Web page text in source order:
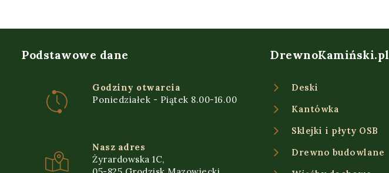
Podstawowe dane
Godziny otwarcia
Poniedziałek - Piątek 8.00-16.00
Nasz adres
Żyrardowska 1C,
DrewnoKamiński.pl
Deski
Kantówka
Sklejki i płyty OSB
Drewno budowlane